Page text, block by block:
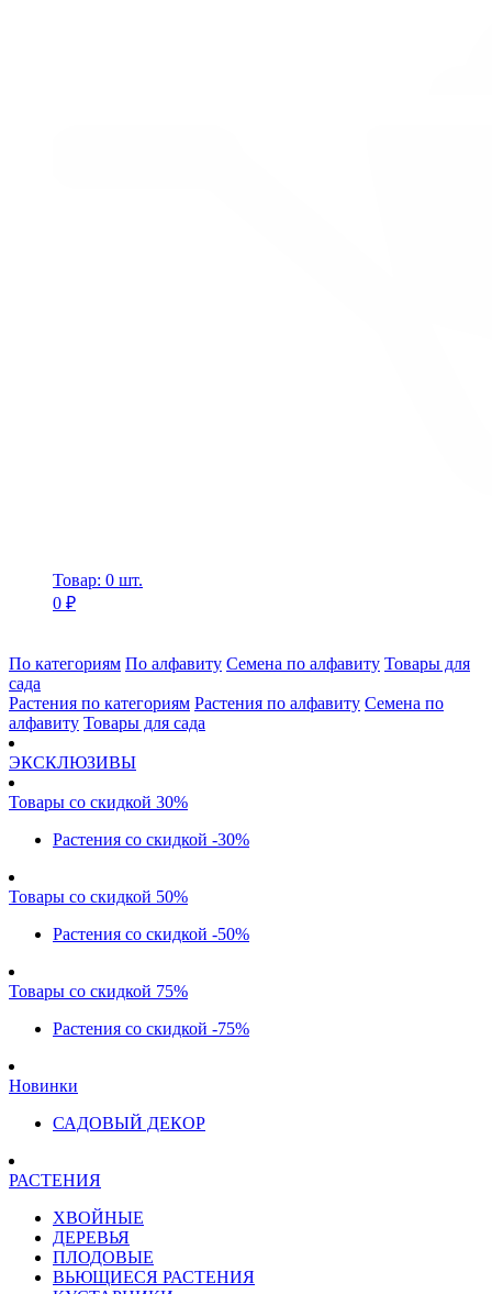
Товар: 0 шт.
0 ₽
По категориям По алфавиту Семена по алфавиту Товары для
сада
Растения по категориям Растения по алфавиту Семена по
алфавиту Товары для сада
ЭКСКЛЮЗИВЫ
Товары со скидкой 30%
Растения со скидкой -30%
Товары со скидкой 50%
Растения со скидкой -50%
Товары со скидкой 75%
Растения со скидкой -75%
Новинки
САДОВЫЙ ДЕКОР
РАСТЕНИЯ
ХВОЙНЫЕ
ДЕРЕВЬЯ
ПЛОДОВЫЕ
ВЬЮЩИЕСЯ РАСТЕНИЯ